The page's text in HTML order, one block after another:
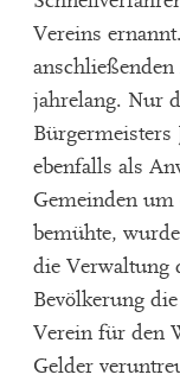
Vereins
jahrelang. Nur
Bürgermeisters
ebenfalls als
Gemeinden
bemühte,
die Verwaltung
Bevölkerung
Verein für den
Gelder